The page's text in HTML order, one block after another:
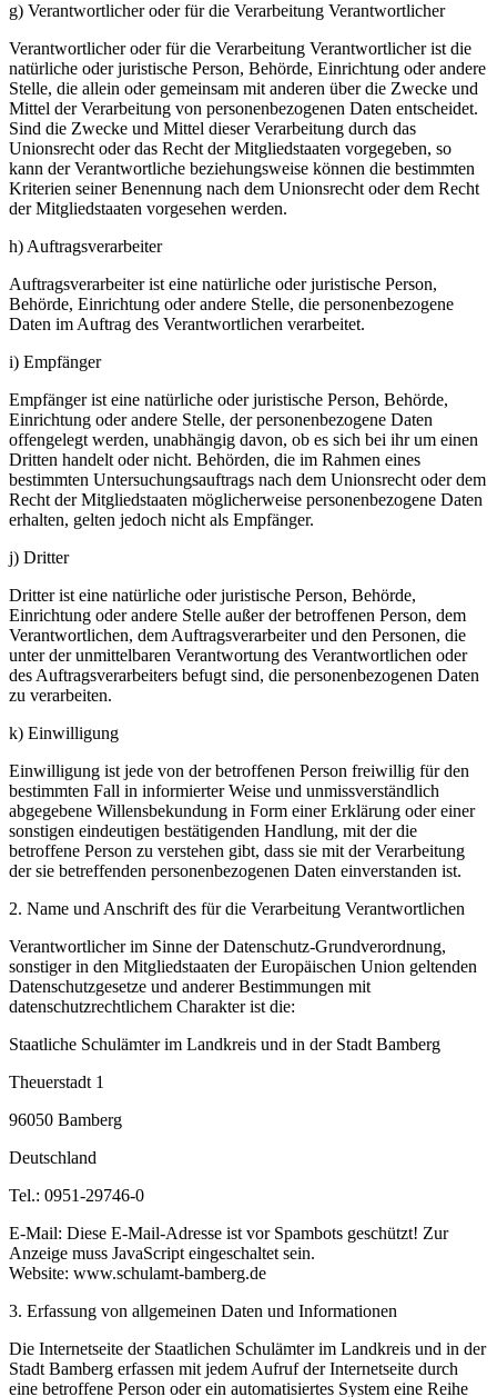
g) Verantwortlicher oder für die Verarbeitung Verantwortlicher
Verantwortlicher oder für die Verarbeitung Verantwortlicher ist die
natürliche oder juristische Person, Behörde, Einrichtung oder andere
Stelle, die allein oder gemeinsam mit anderen über die Zwecke und
Mittel der Verarbeitung von personenbezogenen Daten entscheidet.
Sind die Zwecke und Mittel dieser Verarbeitung durch das
Unionsrecht oder das Recht der Mitgliedstaaten vorgegeben, so
kann der Verantwortliche beziehungsweise können die bestimmten
Kriterien seiner Benennung nach dem Unionsrecht oder dem Recht
der Mitgliedstaaten vorgesehen werden.
h) Auftragsverarbeiter
Auftragsverarbeiter ist eine natürliche oder juristische Person,
Behörde, Einrichtung oder andere Stelle, die personenbezogene
Daten im Auftrag des Verantwortlichen verarbeitet.
i) Empfänger
Empfänger ist eine natürliche oder juristische Person, Behörde,
Einrichtung oder andere Stelle, der personenbezogene Daten
offengelegt werden, unabhängig davon, ob es sich bei ihr um einen
Dritten handelt oder nicht. Behörden, die im Rahmen eines
bestimmten Untersuchungsauftrags nach dem Unionsrecht oder dem
Recht der Mitgliedstaaten möglicherweise personenbezogene Daten
erhalten, gelten jedoch nicht als Empfänger.
j) Dritter
Dritter ist eine natürliche oder juristische Person, Behörde,
Einrichtung oder andere Stelle außer der betroffenen Person, dem
Verantwortlichen, dem Auftragsverarbeiter und den Personen, die
unter der unmittelbaren Verantwortung des Verantwortlichen oder
des Auftragsverarbeiters befugt sind, die personenbezogenen Daten
zu verarbeiten.
k) Einwilligung
Einwilligung ist jede von der betroffenen Person freiwillig für den
bestimmten Fall in informierter Weise und unmissverständlich
abgegebene Willensbekundung in Form einer Erklärung oder einer
sonstigen eindeutigen bestätigenden Handlung, mit der die
betroffene Person zu verstehen gibt, dass sie mit der Verarbeitung
der sie betreffenden personenbezogenen Daten einverstanden ist.
2. Name und Anschrift des für die Verarbeitung Verantwortlichen
Verantwortlicher im Sinne der Datenschutz-Grundverordnung,
sonstiger in den Mitgliedstaaten der Europäischen Union geltenden
Datenschutzgesetze und anderer Bestimmungen mit
datenschutzrechtlichem Charakter ist die:
Staatliche Schulämter im Landkreis und in der Stadt Bamberg
Theuerstadt 1
96050 Bamberg
Deutschland
Tel.: 0951-29746-0
E-Mail: Diese E-Mail-Adresse ist vor Spambots geschützt! Zur
Anzeige muss JavaScript eingeschaltet sein.
Website: www.schulamt-bamberg.de
3. Erfassung von allgemeinen Daten und Informationen
Die Internetseite der Staatlichen Schulämter im Landkreis und in der
Stadt Bamberg erfassen mit jedem Aufruf der Internetseite durch
eine betroffene Person oder ein automatisiertes System eine Reihe